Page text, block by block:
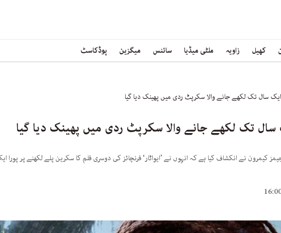
کھیل زاویہ ملٹی میڈیا سائنس میگزین پوڈکاسٹ
کیمرون نے انکشاف کیا ہے کہ انہوں نے ’ایواٹار‘ فرنچائز کی دوسری فلم کا سکرین پلے لکھنے پر